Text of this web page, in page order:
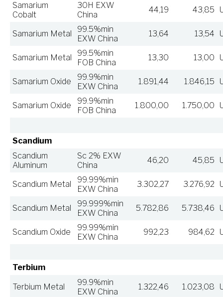
Samarium
Cobalt
30H EXW
China
44,19 43,85
Samarium Metal
99.5%min
EXW China
13,64 13,54
Samarium Metal
99.5%min
FOB China
13,30 13,00
Samarium Oxide
99.9%min
EXW China
1.891,44 1.846,15
Samarium Oxide
99.9%min
FOB China
1.800,00 1.750,00
Scandium
Scandium
Aluminum
Sc 2% EXW
China
46,20 45,85
Scandium Metal
99.99%min
EXW China
3.302,27 3.276,92
Scandium Metal
99.999%min
EXW China
5.782,86 5.738,46
Scandium Oxide
99.99%min
EXW China
992,23 984,62
Terbium
Terbium Metal
99.9%min
EXW China
1.322,46 1.023,08